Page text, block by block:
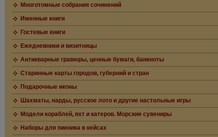
Многотомные собрания сочинений
Именные книги
Гостевые книги
Ежедневники и визитницы
Антикварные гравюры, ценные бумаги, банкноты
Старинные карты городов, губерний и стран
Подарочные иконы
Шахматы, нарды, русское лото и другие настольные игры
Модели кораблей, яхт и катеров. Морские сувениры
Наборы для пикника в кейсах